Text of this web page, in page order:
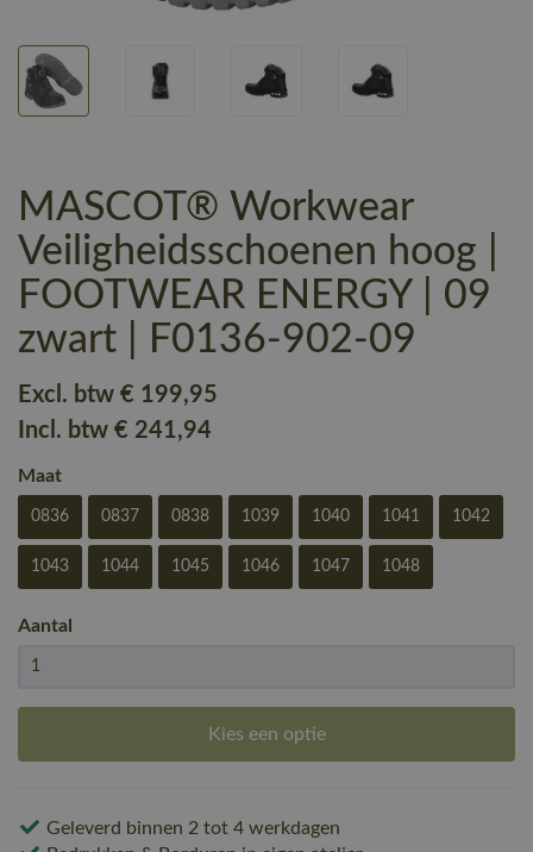
MASCOT® Workwear
Veiligheidsschoenen hoog |
FOOTWEAR ENERGY | 09
zwart | F0136-902-09
Excl. btw € 199,95
Incl. btw € 241,94
Maat
0836 0837 0838 1039 1040 1041 1042
1043 1044 1045 1046 1047 1048
Aantal
Kies een optie
Geleverd binnen 2 tot 4 werkdagen